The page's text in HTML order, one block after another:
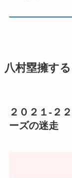
八村塁擁す
２０２１-２
ーズの迷走